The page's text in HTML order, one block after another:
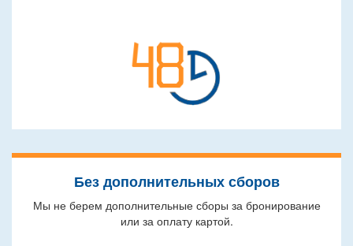
Без дополнительных сборов
Мы не берем дополнительные сборы за бронирование
или за оплату картой.